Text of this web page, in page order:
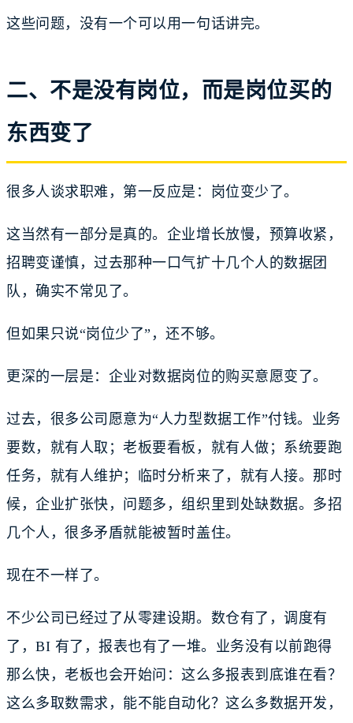
这些问题，没有一个可以用一句话讲完。
二、不是没有岗位，而是岗位买的
东西变了
很多人谈求职难，第一反应是：岗位变少了。
这当然有一部分是真的。企业增长放慢，预算收紧，
招聘变谨慎，过去那种一口气扩十几个人的数据团
队，确实不常见了。
但如果只说“岗位少了”，还不够。
更深的一层是：企业对数据岗位的购买意愿变了。
过去，很多公司愿意为“人力型数据工作”付钱。业务
要数，就有人取；老板要看板，就有人做；系统要跑
任务，就有人维护；临时分析来了，就有人接。那时
候，企业扩张快，问题多，组织里到处缺数据。多招
几个人，很多矛盾就能被暂时盖住。
现在不一样了。
不少公司已经过了从零建设期。数仓有了，调度有
了，BI 有了，报表也有了一堆。业务没有以前跑得
那么快，老板也会开始问：这么多报表到底谁在看？
这么多取数需求，能不能自动化？这么多数据开发，